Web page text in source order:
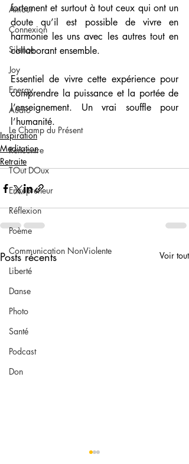
Amour
Connexion
Silence
Joy
Energy
Audio
Le Champ du Présent
Rencontre
TOut DOux
Entrepreneur
Réflexion
Poème
Communication NonViolente
Liberté
Danse
Photo
Santé
Podcast
Don
fortement et surtout à tout ceux qui ont un
doute qu’il est possible de vivre en
harmonie les uns avec les autres tout en
collaborant ensemble.
Essentiel de vivre cette expérience pour
comprendre la puissance et la portée de
l’enseignement. Un vrai souffle pour
l’humanité.
Inspiration
Meditation
Retraite
Posts récents Voir tout